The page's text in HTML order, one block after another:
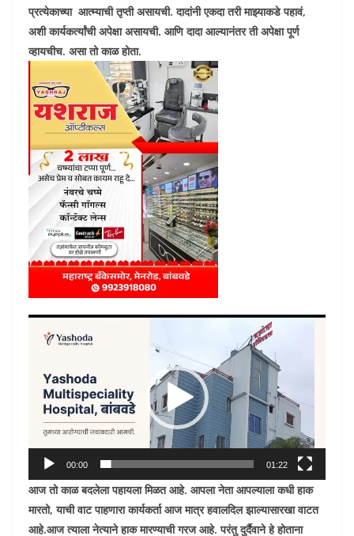
प्रत्येकाच्या आत्म्याची तृप्ती असायची. दादांनी एकदा तरी माझ्याकडे पहावं,
अशी कार्यकर्त्यांची अपेक्षा असायची. आणि दादा आल्यानंतर ती अपेक्षा पूर्ण
व्हायचीच. असा तो काळ होता.
Player
00:00 01:22
आज तो काळ बदलेला पहायला मिळत आहे. आपला नेता आपल्याला कधी हाक
मारतो, याची वाट पाहणारा कार्यकर्ता आज मात्र हवालदिल झाल्यासारखा वाटत
आहे.आज त्याला नेत्याने हाक मारण्याची गरज आहे. परंतु दुर्दैवाने हे होताना